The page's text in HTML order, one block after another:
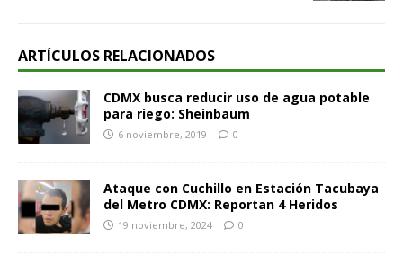
ARTÍCULOS RELACIONADOS
CDMX busca reducir uso de agua potable
para riego: Sheinbaum
6 noviembre, 2019 0
Ataque con Cuchillo en Estación Tacubaya
del Metro CDMX: Reportan 4 Heridos
19 noviembre, 2024 0